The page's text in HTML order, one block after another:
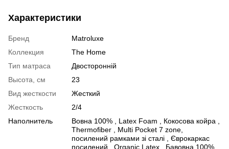
Характеристики
Бренд
Matroluxe
Коллекция
The Home
Тип матраса
Двосторонній
Высота, см
23
Вид жесткости
Жесткий
Жесткость
2/4
Наполнитель
Вовна 100% , Latex Foam , Кокосова койра ,
Thermofiber , Multi Pocket 7 zone,
посилений рамками зі сталі , Єврокаркас
посилений , Organic Latex , Бавовна 100%